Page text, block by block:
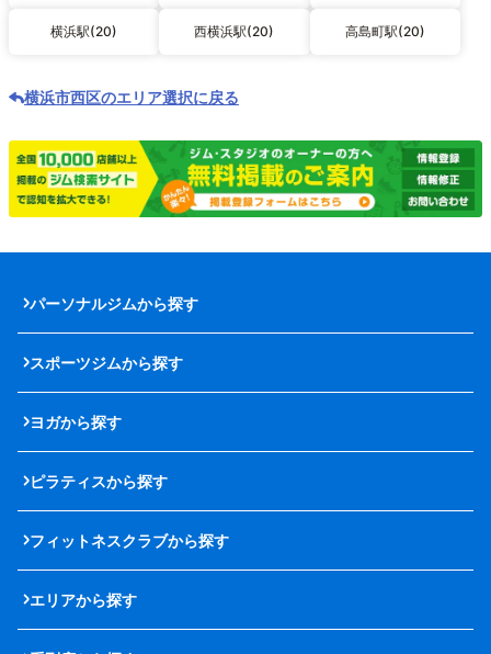
横浜駅(20) 西横浜駅(20) 高島町駅(20)
横浜市西区のエリア選択に戻る
パーソナルジムから探す
スポーツジムから探す
ヨガから探す
ピラティスから探す
フィットネスクラブから探す
エリアから探す